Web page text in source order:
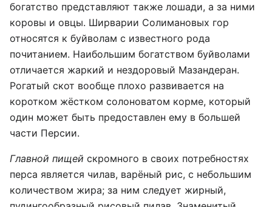
богатство представляют также лошади, а за ними
коровы и овцы. Ширварии Солимановых гор
относятся к буйволам с известного рода
почитанием. Наибольшим богатством буйволами
отличается жаркий и нездоровый Мазандеран.
Рогатый скот вообще плохо развивается на
коротком жёстком солоноватом корме, который
один может быть предоставлен ему в большей
части Персии.
Главной пищей скромного в своих потребностях
перса является чилав, варёный рис, с небольшим
количеством жира; за ним следует жирный,